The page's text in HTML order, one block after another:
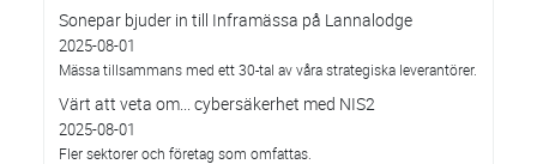
Sonepar bjuder in till Inframässa på Lannalodge
2025-08-01
Mässa tillsammans med ett 30-tal av våra strategiska leverantörer.
Värt att veta om... cybersäkerhet med NIS2
2025-08-01
Fler sektorer och företag som omfattas.